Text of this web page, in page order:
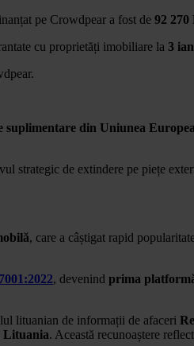
pe Crowdpear a fost de 92 270
cu proprietăți imobiliare la 3
suplimentare din Uniunea
strategic de extindere pe piețe
, care a câștigat rapid
, devenind prima
lituanian de informații de afaceri
Lituania. Această recunoaștere